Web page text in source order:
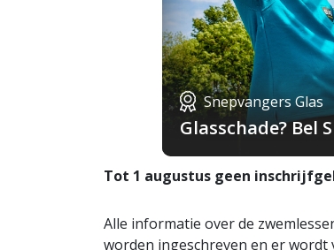
Snepvangers Glas
Glasschade? Bel
Tot 1 augustus geen
Alle informatie over de
worden ingeschreven en er